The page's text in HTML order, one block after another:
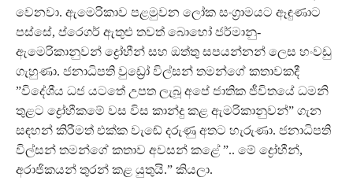
වෙනවා. ඇමෙරිකාව පළමුවන ලෝක සංග‍්‍රාමයට ඈඳුණාට
පස්සේ, ප්රෙගර් ඇතුළු තවත් බොහෝ ජර්මානු-
ඇමෙරිකානුවන් ද්‍රෝහීන් සහ ඔත්තු සපයන්නන් ලෙස හංවඩු
ගැහුණා. ජනාධිපති වුඩ්‍රෝ විල්සන් තමන්ගේ කතාවකදී
”විදේශීය ධජ යටතේ උපත ලැබූ අපේ ජාතික ජීවිතයේ ධමනි
තුළට ද්‍රෝහීකමේ වස විස කාන්දු කළ ඇමරිකානුවන්” ගැන
සඳහන් කිරීමත් එක්ක වැඬේ දරුණු අතට හැරුණා. ජනාධිපති
විල්සන් තමන්ගේ කතාව අවසන් කළේ ”.. මේ ද්‍රෝහීන්,
අරාජිකයන් තුරන් කළ යුතුයි.” කියලා.